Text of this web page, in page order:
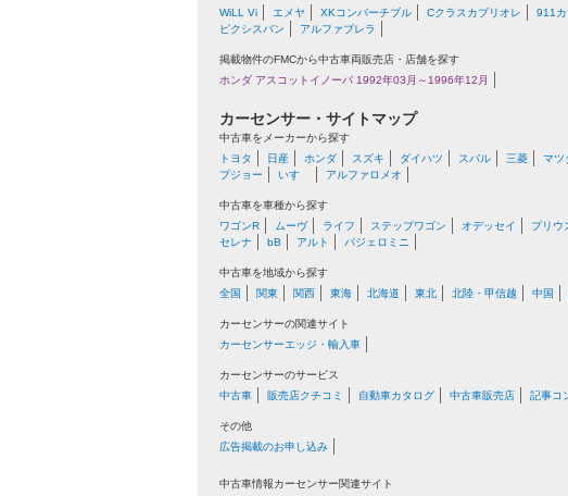
WiLL Vi
エメヤ XKコンバーチブル Cクラスカブリオレ 911カ
ピクシスバン
アルファブレラ
掲載物件のFMCから中古車両販売店・店舗を探す
ホンダ アスコットイノーバ 1992年03月～1996年12月
カーセンサー・サイトマップ
中古車をメーカーから探す
トヨタ
日産 ホンダ スズキ ダイハツ スバル 三菱 マツ
プジョー
いすゞ アルファロメオ
中古車を車種から探す
ワゴンR
ムーヴ ライフ ステップワゴン オデッセイ プリウ
セレナ
bB アルト パジェロミニ
中古車を地域から探す
全国
関東 関西 東海 北海道 東北 北陸・甲信越 中国
カーセンサーの関連サイト
カーセンサーエッジ・輸入車
カーセンサーのサービス
中古車
販売店クチコミ 自動車カタログ 中古車販売店 記事コ
その他
広告掲載のお申し込み
中古車情報カーセンサー関連サイト